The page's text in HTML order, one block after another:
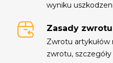
wyniku
Zasady zwrotu
Zwrotu artykułów
zwrotu,